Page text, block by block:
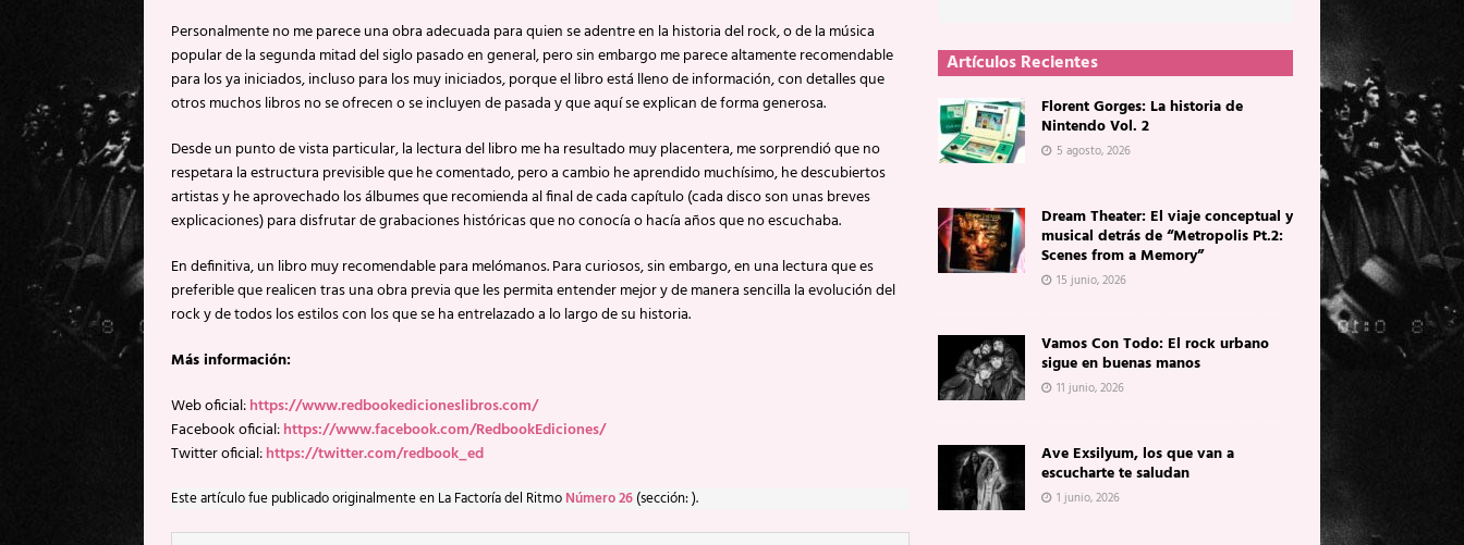
Personalmente no me parece una obra adecuada para quien se adentre en la historia del rock, o de la música
popular de la segunda mitad del siglo pasado en general, pero sin embargo me parece altamente recomendable
para los ya iniciados, incluso para los muy iniciados, porque el libro está lleno de información, con detalles que
otros muchos libros no se ofrecen o se incluyen de pasada y que aquí se explican de forma generosa.
Desde un punto de vista particular, la lectura del libro me ha resultado muy placentera, me sorprendió que no
respetara la estructura previsible que he comentado, pero a cambio he aprendido muchísimo, he descubiertos
artistas y he aprovechado los álbumes que recomienda al final de cada capítulo (cada disco son unas breves
explicaciones) para disfrutar de grabaciones históricas que no conocía o hacía años que no escuchaba.
En definitiva, un libro muy recomendable para melómanos. Para curiosos, sin embargo, en una lectura que es
preferible que realicen tras una obra previa que les permita entender mejor y de manera sencilla la evolución del
rock y de todos los estilos con los que se ha entrelazado a lo largo de su historia.
Más información:
Web oficial:https://www.redbookedicioneslibros.com/
Facebook oficial:https://www.facebook.com/RedbookEdiciones/
Twitter oficial:https://twitter.com/redbook_ed
Este artículo fue publicado originalmente en La Factoría del Ritmo Número 26 (sección: ).
Artículos Recientes
Florent Gorges: La historia de
Nintendo Vol. 2
5 agosto, 2026
Dream Theater: El viaje conceptual y
musical detrás de “Metropolis Pt.2:
Scenes from a Memory”
15 junio, 2026
Vamos Con Todo: El rock urbano
sigue en buenas manos
11 junio, 2026
Ave Exsilyum, los que van a
escucharte te saludan
1 junio, 2026